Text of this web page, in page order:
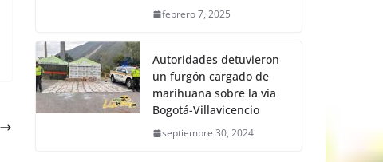
febrero 7, 2025
Autoridades detuvieron
un furgón cargado de
marihuana sobre la vía
Bogotá-Villavicencio
septiembre 30, 2024